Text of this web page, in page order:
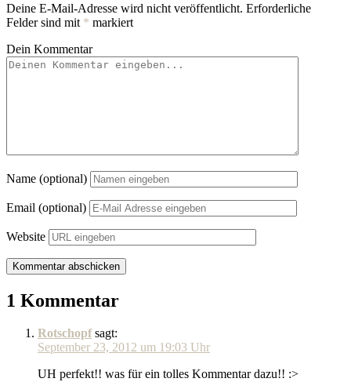
Deine E-Mail-Adresse wird nicht veröffentlicht. Erforderliche
Felder sind mit * markiert
Dein Kommentar
Name (optional)
Email (optional)
Website
1 Kommentar
Rotschopf sagt:
September 23, 2012 um 19:03 Uhr
UH perfekt!! was für ein tolles Kommentar dazu!! :>